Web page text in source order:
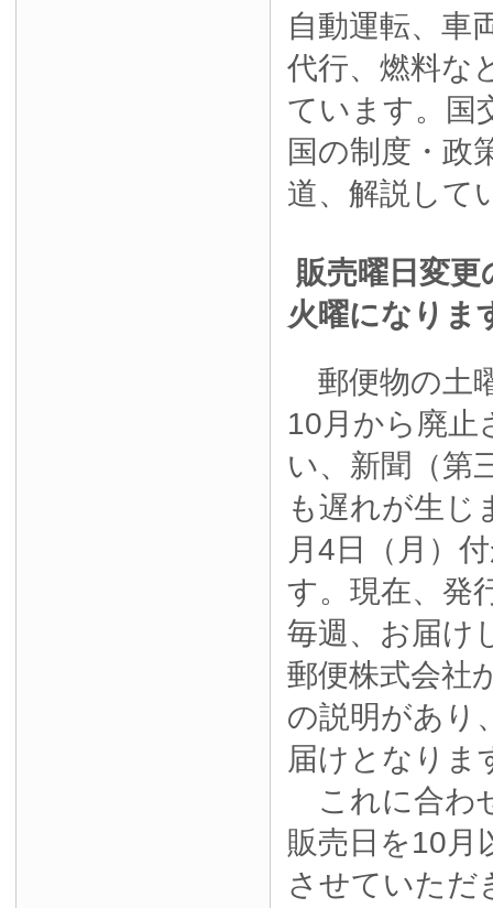
自動運転、車
代行、燃料な
ています。国
国の制度・政
道、解説して
販売曜日変
火曜になりま
郵便物の土
10月から廃止
い、新聞（第
も遅れが生じ
月4日（月）
す。現在、発
毎週、お届け
郵便株式会社
の説明があり
届けとなりま
これに合わ
販売日を10月
させていただ